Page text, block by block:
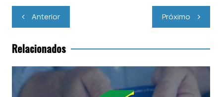
at
s
A
p
p
c
e
b
o
o
itt
er
Navegação
de
Post
Anterior Próximo
Relacionados